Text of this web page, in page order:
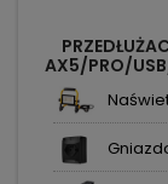
AX5/PRO/